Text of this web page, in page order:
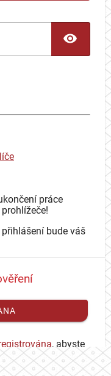
práce
bude váš
, abyste